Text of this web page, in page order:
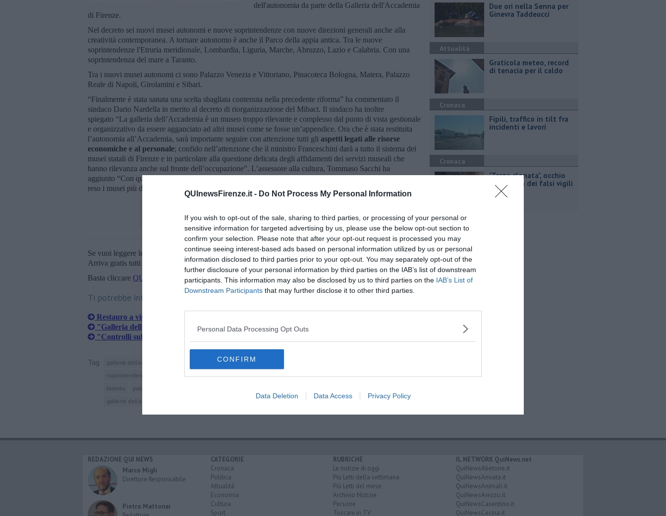
QUInewsFirenze.it - Do Not Process My Personal Information
If you wish to opt-out of the sale, sharing to third parties, or processing of your personal or
sensitive information for targeted advertising by us, please use the below opt-out section to
confirm your selection. Please note that after your opt-out request is processed you may
continue seeing interest-based ads based on personal information utilized by us or personal
information disclosed to third parties prior to your opt-out. You may separately opt-out of the
further disclosure of your personal information by third parties on the IAB’s list of downstream
participants. This information may also be disclosed by us to third parties on the IAB’s List of
Downstream Participants that may further disclose it to other third parties.
Personal Data Processing Opt Outs
CONFIRM
Data Deletion Data Access Privacy Policy
dell'autonomia da parte della Galleria dell'Accademia
di Firenze.
Nel decreto sei nuovi musei autonomi e nuove soprintendenze con nuove direzioni generali anche alla
creatività contemporanea. A tornare autonomo è anche il Parco della appia antica. Tra le nuove
soprintendenze l'Etruria meridionale, Lombardia, Liguria, Marche, Abruzzo, Lazio e Calabria. Con una
soprintendenza del mare a Taranto.
Tra i nuovi musei autonomi ci sono Palazzo Venezia e Vittoriano, Pinacoteca Bologna, Matera, Palazzo
Reale di Napoli, Girolamini e Sibari.
“Finalmente è stata sanata una scelta sbagliata contenuta nella precedente riforma” ha commentato il
sindaco Dario Nardella in merito al decreto di riorganizzazione del Mibact. Il sindaco ha inoltre
spiegato “La galleria dell’Accademia è un museo troppo rilevante e complesso dal punto di vista gestionale
e organizzativo da essere agganciato ad altri musei come se fosse un’appendice. Ora che è stata restituita
l’autonomia all’Accademia, sarà importante seguire con attenzione tutti gli aspetti legati alle risorse
economiche e al personale; confido nell’attenzione che il ministro Franceschini darà a tutto il sistema dei
musei statali di Firenze e in particolare alla questione delicata degli affidamenti dei servizi museali che
hanno rilevanza anche sul fronte dell’occupazione”. L’assessore alla cultura, Tommaso Sacchi ha
aggiunto “Con questo atto il ministro Dario Franceschini rimedia a una brutta ‘controriforma’ che aveva
reso i musei più deboli e più lontani dai territori”.
Se vuoi leggere le notizie principali della Toscana iscriviti alla Newsletter QUInews - ToscanaMedia.
Arriva gratis tutti i giorni alle 20:00 direttamente nella tua casella di posta.
Basta cliccare QUI
Ti potrebbe interessare anche:
Restauro a vista per la Pietà di Michelangelo
"Galleria dell'Accademia? Torna l'autonomia"
"Controlli sulle presenze a Uffizi e Accademia"
Tag galleria dell'accademia ministero per i beni e le attività culturali
soprintendenza
etruria lombardia liguria marche abruzzo lazio calabria
adriatico
taranto
palazzo venezia
gallerie dell'accademia
Due ori nella Senna per
Ginevra Taddeucci
Attualità
Graticola meteo, record
di tenacia per il caldo
Cronaca
Fipili, traffico in tilt fra
incidenti e lavori
Cronaca
"Targa clonata", occhio
alla truffa dei falsi vigili
REDAZIONE QUI NEWS
Marco Migli
Direttore Responsabile
Pietro Mattonai
CATEGORIE
Cronaca
Politica
Attualità
Economia
Cultura
Sport
RUBRICHE
Le notizie di oggi
Più Letti della settimana
Più Letti del mese
Archivio Notizie
Persone
Toscani in TV
IL NETWORK QuiNews.net
QuiNewsAbetone.it
QuiNewsAmiata.it
QuiNewsAnimali.it
QuiNewsArezzo.it
QuiNewsCasentino.it
QuiNewsCecina.it